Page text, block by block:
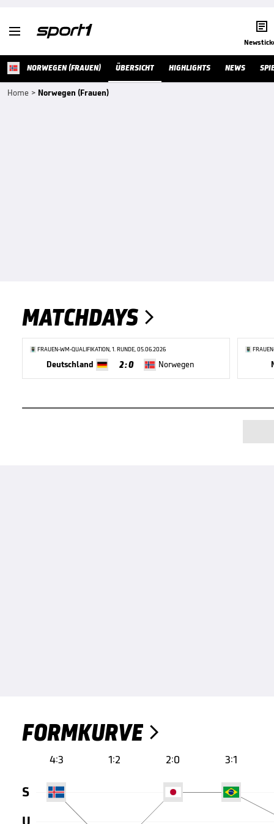
 
NORWEGEN (FRAUEN) ÜBERSICHT HIGHLIGHTS NEWS
Home > Norwegen (Frauen)
MATCHDAYS 
FRAUEN-WM-QUALIFIKATION, 1. RUNDE, 05.06.2026
Deutschland 2 : 0 Norwegen
FORMKURVE 
4:3 1:2 2:0 3:1
S